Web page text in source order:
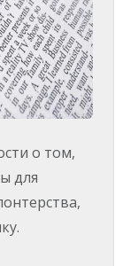
о том,
для